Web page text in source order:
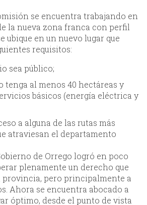
se encuentra trabajando en
la nueva zona franca con perfil
ubique en un nuevo lugar que
requisitos:
sea público;
tenga al menos 40 hectáreas y
básicos (energía eléctrica y
a alguna de las rutas más
atraviesan el departamento
de Orrego logró en poco
plenamente un derecho que
provincia, pero principalmente a
Ahora se encuentra abocado a
óptimo, desde el punto de vista